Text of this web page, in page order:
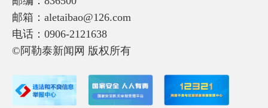
邮箱：aletaibao@126.com
电话：0906-2121638
©阿勒泰新闻网 版权所有